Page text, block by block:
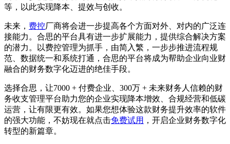
等，以此实现降本、提效与创收。
未来， 费控厂商将会进一步提高各个方面对外、对内的广泛连
接能力。合思的平台具有进一步扩展能力，提供综合解决方案
的潜力。以费控管理为抓手，由简入繁，一步步推进流程规
范、数据统一和系统打通，合思的平台将成为帮助企业向业财
融合的财务数字化迈进的绝佳手段。
选择合思，让7000 + 付费企业、300万 + 未来财务人信赖的财
务收支管理平台助力您的企业实现降本增效、合规经营和低碳
运营，让有限更有效。如果您想体验这款财务提升效率的软件
的强大功能，不妨现在就点击免费试用 ，开启企业财务数字化
转型的新篇章。